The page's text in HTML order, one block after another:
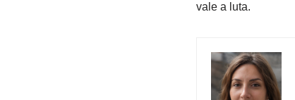
vale a luta.